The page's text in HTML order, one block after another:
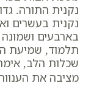
נקנית התורה.
נקנית בעשרים
בארבעים ושמונה
תלמוד, שמיעת
שכלות הלב,
מציבה את